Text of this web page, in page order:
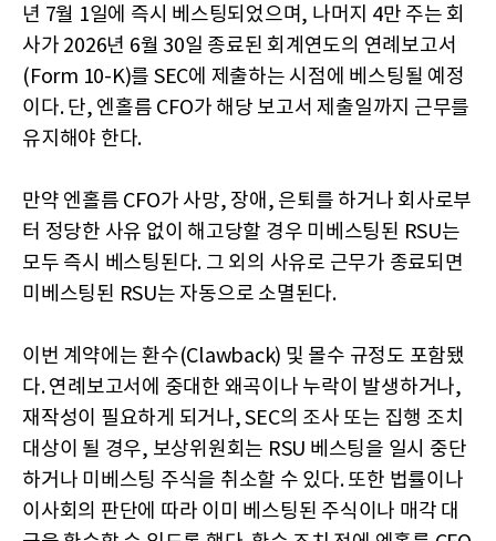
년 7월 1일에 즉시 베스팅되었으며, 나머지 4만 주는 회
사가 2026년 6월 30일 종료된 회계연도의 연례보고서
(Form 10-K)를 SEC에 제출하는 시점에 베스팅될 예정
이다. 단, 엔홀름 CFO가 해당 보고서 제출일까지 근무를
유지해야 한다.
만약 엔홀름 CFO가 사망, 장애, 은퇴를 하거나 회사로부
터 정당한 사유 없이 해고당할 경우 미베스팅된 RSU는
모두 즉시 베스팅된다. 그 외의 사유로 근무가 종료되면
미베스팅된 RSU는 자동으로 소멸된다.
이번 계약에는 환수(Clawback) 및 몰수 규정도 포함됐
다. 연례보고서에 중대한 왜곡이나 누락이 발생하거나,
재작성이 필요하게 되거나, SEC의 조사 또는 집행 조치
대상이 될 경우, 보상위원회는 RSU 베스팅을 일시 중단
하거나 미베스팅 주식을 취소할 수 있다. 또한 법률이나
이사회의 판단에 따라 이미 베스팅된 주식이나 매각 대